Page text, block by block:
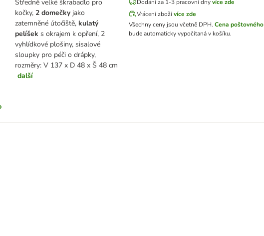
Středně velké škrabadlo pro
kočky,2 domečkyjako
zatemněné útočiště, kulatý
pelíšek s okrajem k opření, 2
vyhlídkové plošiny, sisalové
sloupky pro péči o drápky,
rozměry: V 137 x D 48 x Š 48 cm
další
Dodání za 1-3 pracovní dny více zde
Vrácení zbožívíce zde
Všechny ceny jsou včetně DPH. Cena poštovného
bude automaticky vypočítaná v košíku.